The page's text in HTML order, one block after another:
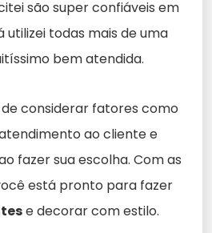
são super confiáveis em
utilizei todas mais de uma
bem atendida.
considerar fatores como
ao cliente e
fazer sua escolha. Com as
está pronto para fazer
e decorar com estilo.